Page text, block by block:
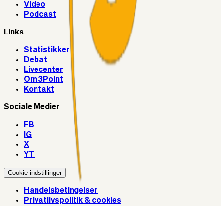
Video
Podcast
Links
Statistikker
Debat
Livecenter
Om 3Point
Kontakt
Sociale Medier
FB
IG
X
YT
Cookie indstillinger
Handelsbetingelser
Privatlivspolitik & cookies